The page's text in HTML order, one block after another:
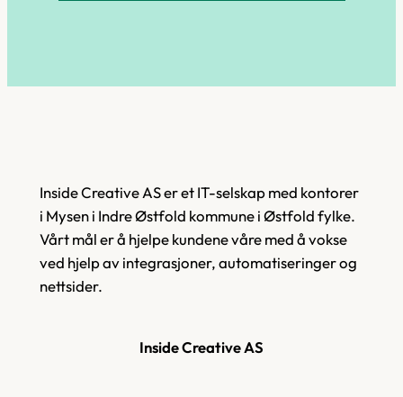
Inside Creative AS er et IT-selskap med kontorer
i Mysen i Indre Østfold kommune i Østfold fylke.
Vårt mål er å hjelpe kundene våre med å vokse
ved hjelp av integrasjoner, automatiseringer og
nettsider.
Inside Creative AS